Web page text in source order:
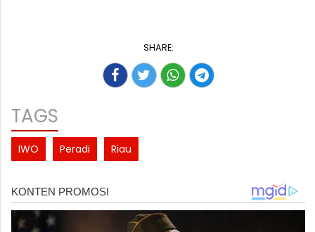
SHARE:
TAGS
IWO Peradi Riau